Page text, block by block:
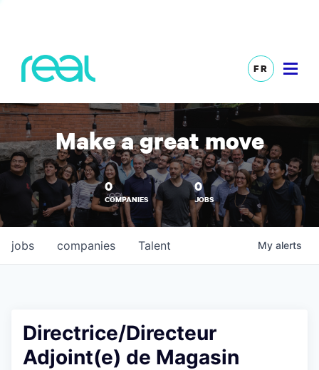
FR
Make a great move
0
COMPANIES
0
JOBS
jobs companies Talent My alerts
Directrice/Directeur
Adjoint(e) de Magasin